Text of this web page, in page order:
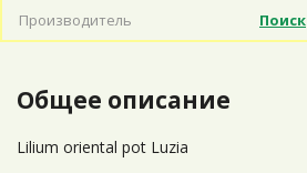
Производитель
Поиск
Общее описание
Lilium oriental pot Luzia